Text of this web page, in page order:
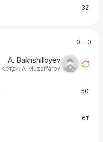
32′
0 – 0
A. Bakhshilloyev
Кетди: A. Muzaffarov
50′
61′